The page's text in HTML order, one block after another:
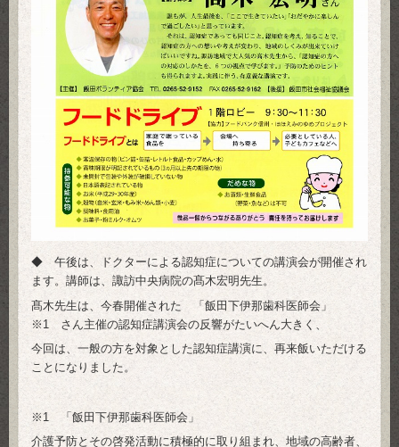
◆ 午後は、ドクターによる認知症についての講演会が開催され
ます。講師は、諏訪中央病院の髙木宏明先生。
髙木先生は、今春開催された 「飯田下伊那歯科医師会」
※1 さん主催の認知症講演会の反響がたいへん大きく、
今回は、一般の方を対象とした認知症講演に、再来飯いただける
ことになりました。
※1 「飯田下伊那歯科医師会」
介護予防とその啓発活動に積極的に取り組まれ、地域の高齢者、